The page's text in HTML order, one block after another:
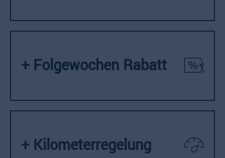
+ Folgewochen Rabatt
+ Kilometerregelung